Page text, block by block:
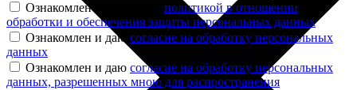
Ознакомлен и согласен с политикой в отношении
обработки и обеспечения защиты персональных данных
Ознакомлен и даю согласие на обработку персональных
данных
Ознакомлен и даю согласие на обработку персональных
данных, разрешенных мною для распространения